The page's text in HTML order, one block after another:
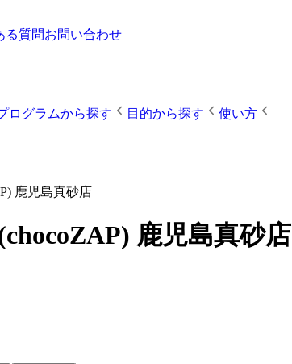
る質問お問い合わせ
ログラムから探す 目的から探す 使い方
鹿児島真砂店
鹿児島真砂店